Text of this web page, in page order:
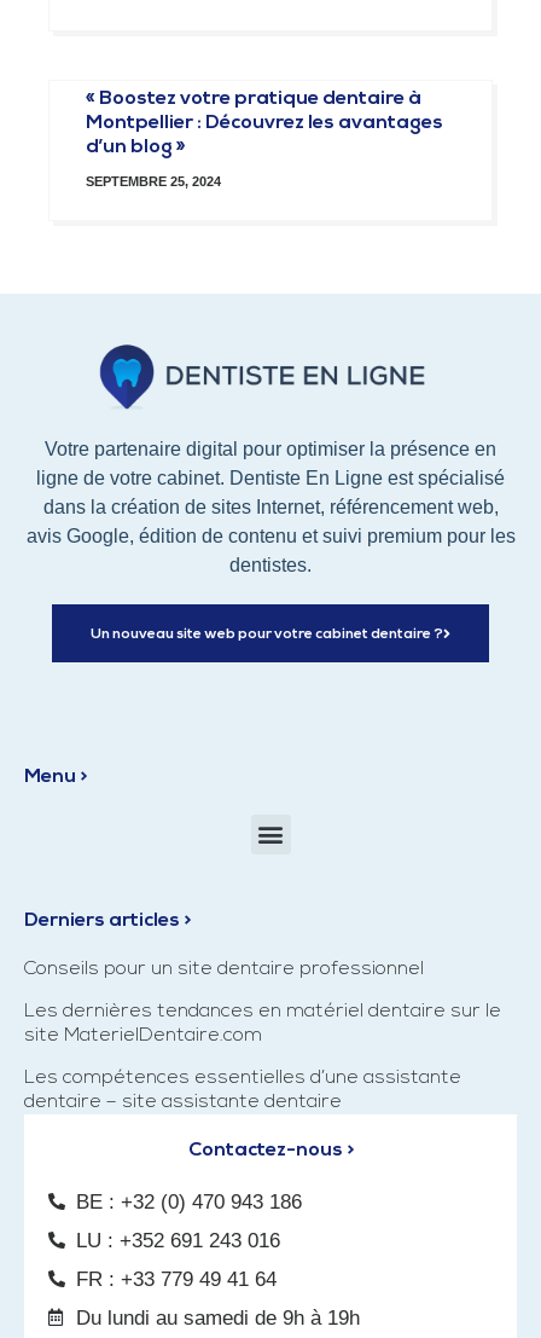
« Boostez votre pratique dentaire à
Montpellier : Découvrez les avantages
d’un blog »
SEPTEMBRE 25, 2024
Votre partenaire digital pour optimiser la présence en
ligne de votre cabinet. Dentiste En Ligne est spécialisé
dans la création de sites Internet, référencement web,
avis Google, édition de contenu et suivi premium pour les
dentistes.
Un nouveau site web pour votre cabinet dentaire ?
Menu >
Derniers articles >
Conseils pour un site dentaire professionnel
Les dernières tendances en matériel dentaire sur le
site MaterielDentaire.com
Les compétences essentielles d’une assistante
dentaire – site assistante dentaire
Contactez-nous >
BE : +32 (0) 470 943 186
LU : +352 691 243 016
FR : +33 779 49 41 64
Du lundi au samedi de 9h à 19h